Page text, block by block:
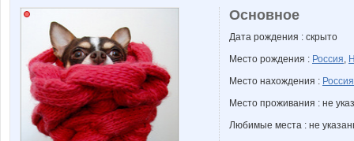
Основное
Дата рождения : скрыто
Место рождения : Россия,
Место нахождения : Россия
Место проживания : не
Любимые места : не